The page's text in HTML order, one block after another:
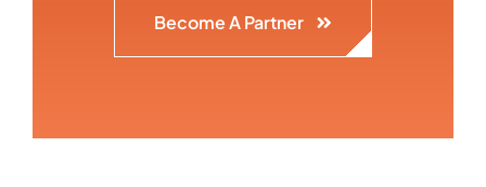
Become A Partner